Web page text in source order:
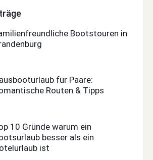
Bootstouren in
für Paare:
Routen & Tipps
10 Gründe warum ein
besser als ein
ist